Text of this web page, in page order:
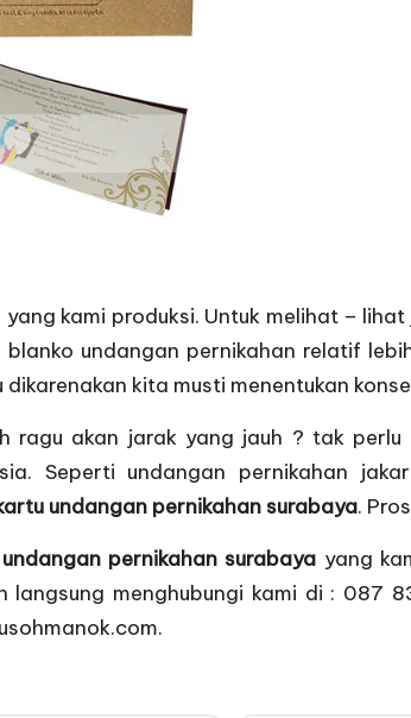
kami produksi. Untuk melihat – lihat
undangan pernikahan relatif
kita musti menentukan
ragu akan jarak yang jauh ? tak
Seperti undangan pernikahan
undangan pernikahan surabaya.
pernikahan surabaya yang
menghubungi kami di : 087